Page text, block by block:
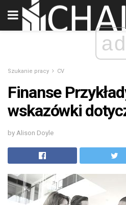
ad
Szukanie pracy CV
Finanse
wskazówki
by Alison Doyle